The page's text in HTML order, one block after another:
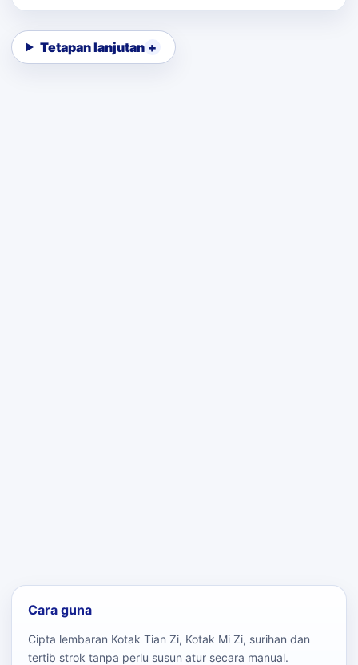
Tetapan lanjutan
Cara guna
Cipta lembaran Kotak Tian Zi, Kotak Mi Zi, surihan dan
tertib strok tanpa perlu susun atur secara manual.